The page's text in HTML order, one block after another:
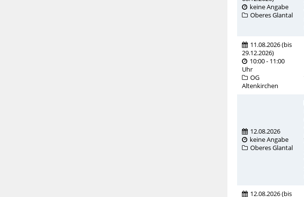
keine Angabe
Oberes Glantal
11.08.2026(bis
29.12.2026)
10:00 - 11:00
Uhr
OG
Altenkirchen
12.08.2026
keine Angabe
Oberes Glantal
12.08.2026(bis